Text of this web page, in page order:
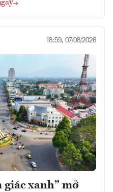
18:59, 07/08/2026
giác xanh” mở